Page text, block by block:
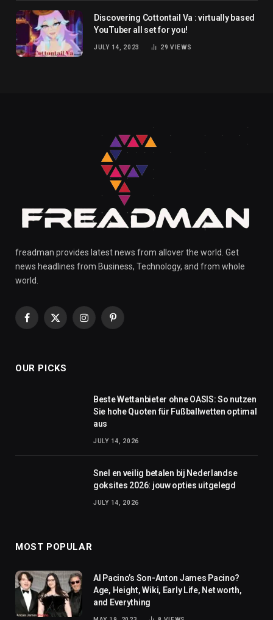
Discovering Cottontail Va : virtually based
YouTuber all set for you!
JULY 14, 2023 29 VIEWS
freadman provides latest news from allover the world. Get
news headlines from Business, Technology, and from whole
world.
Facebook
X
InstagramPinterest
OUR PICKS
Beste Wettanbieter ohne OASIS: So nutzen
Sie hohe Quoten für Fußballwetten optimal
aus
JULY 14, 2026
Snel en veilig betalen bij Nederlandse
goksites 2026: jouw opties uitgelegd
JULY 14, 2026
MOST POPULAR
Al Pacino’s Son-Anton James Pacino?
Age, Height, Wiki, Early Life, Net worth,
and Everything